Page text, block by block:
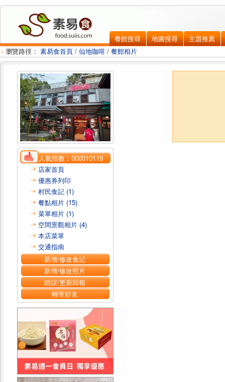
餐館搜尋 地圖搜尋
主題推薦
瀏覽路徑： 素易食首頁 / 仙地咖啡 / 餐館相片
人氣指數：000010119
店家首頁
優惠券列印
村民食記 (1)
餐點相片 (15)
菜單相片 (1)
空間景觀相片 (4)
本店菜單
交通指南
新增/修改食記
新增/修改照片
錯誤/更新回報
轉寄好友